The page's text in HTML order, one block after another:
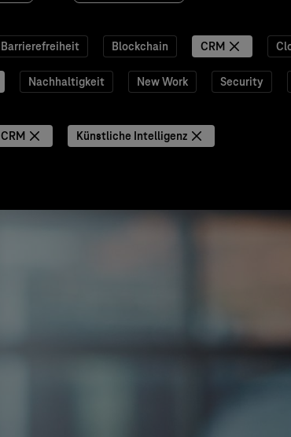
Barrierefreiheit Blockchain CRM
Nachhaltigkeit New Work Security
CRM Künstliche Intelligenz